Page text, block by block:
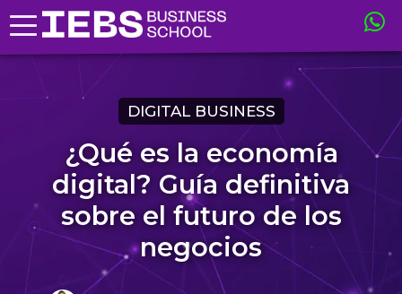
DIGITAL BUSINESS
¿Qué es la economía
digital? Guía definitiva
sobre el futuro de los
negocios